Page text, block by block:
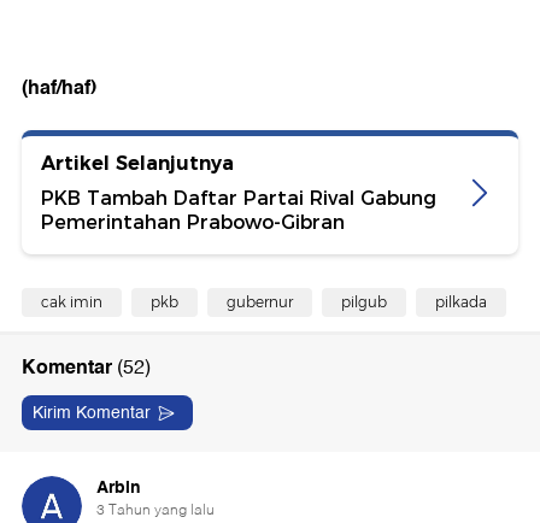
(haf/haf)
Artikel Selanjutnya
PKB Tambah Daftar Partai Rival Gabung
Pemerintahan Prabowo-Gibran
cak imin pkb gubernur pilgub pilkada